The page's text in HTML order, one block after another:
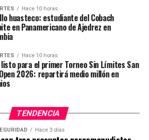
una ciudad anfitriona con las
idónea para el
es por eso que Guadalajara será sede
se dividirá en dos etapas, la
donde se impartirán talleres de
los artistas, agrupaciones y
proceso de sistematización que se
de la Secretaría de Cultura del
edificio Arroniz, como parte del
Hace 10 horas
huasteco: estudiante del Cobach
en Panamericano de Ajedrez en
Hace 10 horas
listo para el primer Torneo Sin Límites San
2026: repartirá medio millón en
TENDENCIA
Hace 3 días